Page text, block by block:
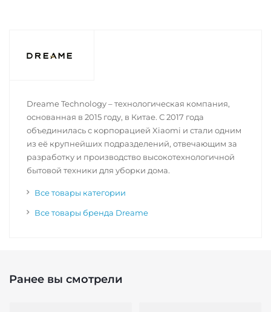
Dreame Technology – технологическая компания,
основанная в 2015 году, в Китае. С 2017 года
объединилась с корпорацией Xiaomi и стали одним
из её крупнейших подразделений, отвечающим за
разработку и производство высокотехнологичной
бытовой техники для уборки дома.
Все товары категории
Все товары бренда Dreame
Ранее вы смотрели